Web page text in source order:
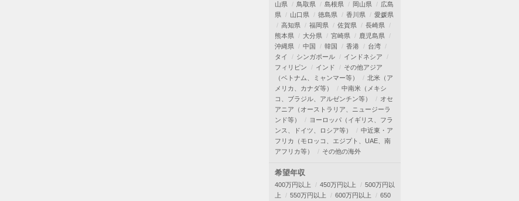
山県
鳥取県 島根県 岡山県
広島
県
山口県 徳島県 香川県
愛媛県
高知県
福岡県 佐賀県
長崎県
熊本県
大分県 宮崎県
鹿児島県
沖縄県
中国 韓国 香港
台湾
タイ
シンガポール
インドネシア
フィリピン
インド
その他アジア
（ベトナム、ミャンマー等）
北米（ア
メリカ、カナダ等）
中南米（メキシ
コ、ブラジル、アルゼンチン等）
オセ
アニア（オーストラリア、ニュージーラ
ンド等）
ヨーロッパ（イギリス、フラ
ンス、ドイツ、ロシア等）
中近東・ア
フリカ（モロッコ、エジプト、UAE、南
アフリカ等）
その他の海外
希望年収
400万円以上 450万円以上
500万円以
上
550万円以上 600万円以上
650